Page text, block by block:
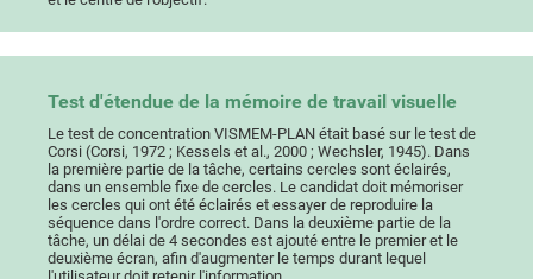
Test d'étendue de la mémoire de travail visuelle
Le test de concentration VISMEM-PLAN était basé sur le test de
Corsi (Corsi, 1972 ; Kessels et al., 2000 ; Wechsler, 1945). Dans
la première partie de la tâche, certains cercles sont éclairés,
dans un ensemble fixe de cercles. Le candidat doit mémoriser
les cercles qui ont été éclairés et essayer de reproduire la
séquence dans l'ordre correct. Dans la deuxième partie de la
tâche, un délai de 4 secondes est ajouté entre le premier et le
deuxième écran, afin d'augmenter le temps durant lequel